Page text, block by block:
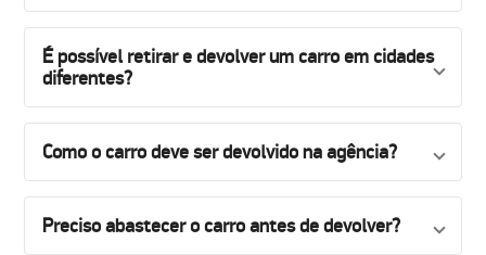
É possível retirar e devolver um carro em cidades
diferentes?
Como o carro deve ser devolvido na agência?
Preciso abastecer o carro antes de devolver?